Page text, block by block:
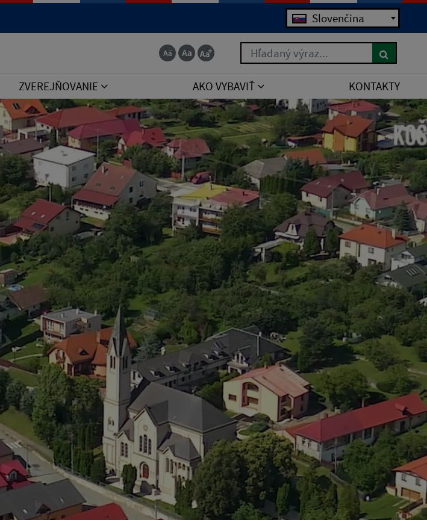
Slovenčina
Hľadaný výraz...
ZVEREJŇOVANIE AKO VYBAVIŤ KONTAKTY